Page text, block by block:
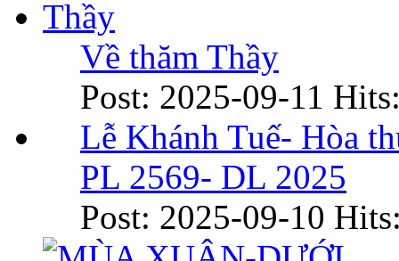
Về thăm Thầy
Post: 2025-09-11
Lễ Khánh Tuế- Hòa
PL 2569- DL 2025
Post: 2025-09-10